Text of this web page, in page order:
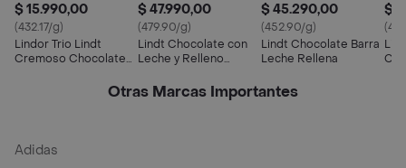
$ 15.990,00
(432.17/g)
Lindor Trio Lindt
Cremoso Chocolate
$ 47.990,00
(479.90/g)
Lindt Chocolate con
Leche y Relleno
$ 45.290,00
(452.90/g)
Lindt Chocolate Barra
Leche Rellena
$
Otras Marcas Importantes
Adidas